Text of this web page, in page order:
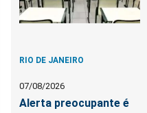
RIO DE JANEIRO
07/08/2026
Alerta preocupante é